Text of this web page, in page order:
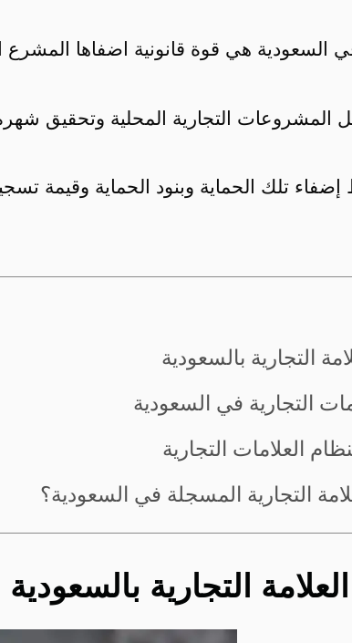
في السعودية هي قوة قانونية اضفاها المشرع
المشروعات التجارية المحلية وتحقيق
تلك الحماية وبنود الحماية وقيمة
التجارية بالسعودية
التجارية في السعودية
العلامات التجارية
التجارية المسجلة في السعودية؟
التجارية بالسعودية